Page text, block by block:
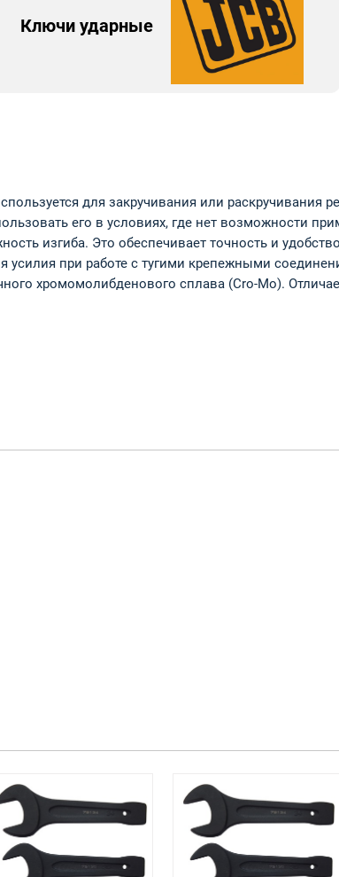
Ключи ударные
для закручивания или раскручивания
его в условиях, где нет возможности
изгиба. Это обеспечивает точность и
усилия при работе с тугими крепежными
хромомолибденового сплава (Cro-Mo).